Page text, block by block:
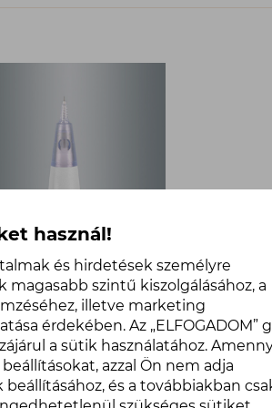
tűmodul 1-Flow
db
KOSÁRBA
használ!
és hirdetések személyre
magasabb szintű kiszolgálásához, a
illetve marketing
érdekében. Az „ELFOGADOM”
a sütik használatához.
azzal Ön nem adja
beállításához, és a továbbiakban